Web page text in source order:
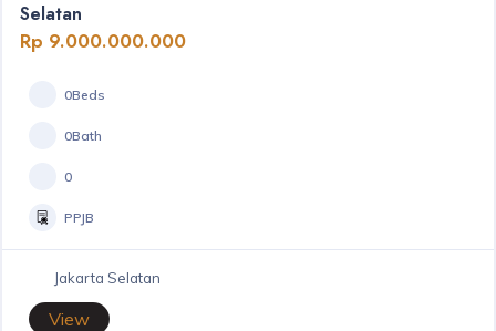
Selatan
Rp 9.000.000.000
0Beds
0Bath
0
PPJB
Jakarta Selatan
View